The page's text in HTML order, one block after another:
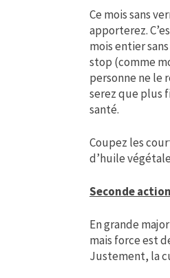
Ce mois sans
apporterez.
mois entier
stop (comme
personne ne le
serez que plus
santé.
Coupez les
d’huile
Seconde
En grande
mais force est
Justement, la